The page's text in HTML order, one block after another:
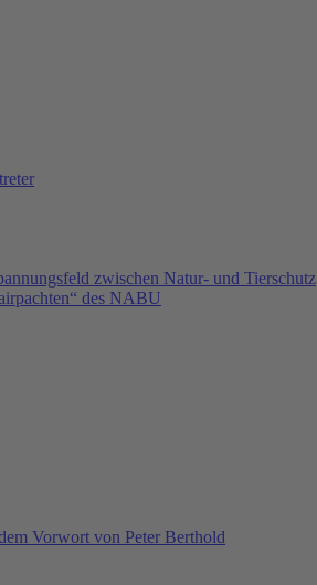
zwischen Natur- und Tierschutz
des NABU
Vorwort von Peter Berthold